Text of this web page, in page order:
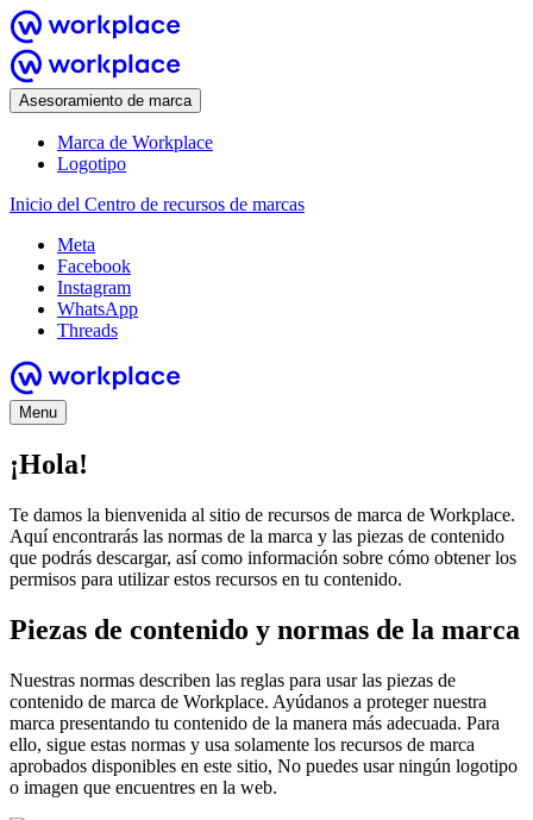
Asesoramiento de marca
Marca de Workplace
Logotipo
Inicio del Centro de recursos de marcas
Meta
Facebook
Instagram
WhatsApp
Threads
Menu
¡Hola!
Te damos la bienvenida al sitio de recursos de marca de Workplace.
Aquí encontrarás las normas de la marca y las piezas de contenido
que podrás descargar, así como información sobre cómo obtener los
permisos para utilizar estos recursos en tu contenido.
Piezas de contenido y normas de la marca
Nuestras normas describen las reglas para usar las piezas de
contenido de marca de Workplace. Ayúdanos a proteger nuestra
marca presentando tu contenido de la manera más adecuada. Para
ello, sigue estas normas y usa solamente los recursos de marca
aprobados disponibles en este sitio, No puedes usar ningún logotipo
o imagen que encuentres en la web.